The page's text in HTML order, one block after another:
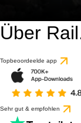
Über
Topbeoordeelde app
Sehr gut & empfohlen